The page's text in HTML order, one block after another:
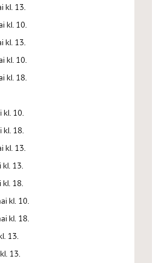
kl. 13.
kl. 10.
kl. 13.
kl. 10.
kl. 18.
kl. 10.
kl. 18.
kl. 13.
13.
18.
kl. 10.
kl. 18.
13.
13.